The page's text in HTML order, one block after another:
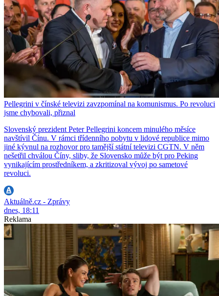
Pellegrini v čínské televizi zavzpomínal na komunismus. Po revoluci
jsme chybovali, přiznal
Slovenský prezident Peter Pellegrini koncem minulého měsíce
navštívil Čínu. V rámci třídenního pobytu v lidové republice mimo
jiné kývnul na rozhovor pro tamější státní televizi CGTN. V něm
nešetřil chválou Číny, sliby, že Slovensko může být pro Peking
vynikajícím prostředníkem, a zkritizoval vývoj po sametové
revoluci.
Aktuálně.cz - Zprávy
dnes, 18:11
Reklama